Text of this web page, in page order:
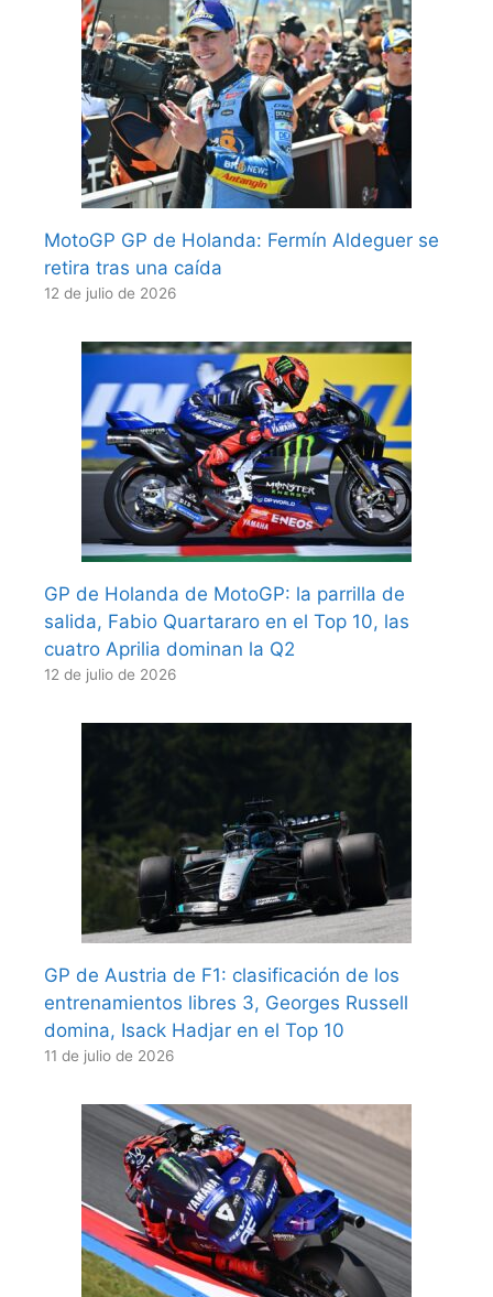
MotoGP GP de Holanda: Fermín Aldeguer se
retira tras una caída
12 de julio de 2026
GP de Holanda de MotoGP: la parrilla de
salida, Fabio Quartararo en el Top 10, las
cuatro Aprilia dominan la Q2
12 de julio de 2026
GP de Austria de F1: clasificación de los
entrenamientos libres 3, Georges Russell
domina, Isack Hadjar en el Top 10
11 de julio de 2026